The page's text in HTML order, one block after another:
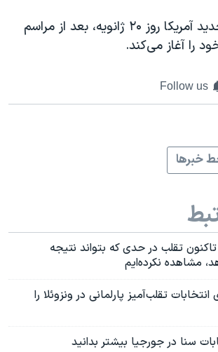
رئیس جمهوری جدید آمریکا روز ۲۰ ژانویه، بعد از مراسم
را آغاز می‌کند.
Follow us
خبرها
تقلب در حدی که بتواند نتیجه
مشاهده نکرده‌ایم
انتخابات تقلب‌آمیز پارلمانی در ونزوئلا را
سنا در جورجیا بیشتر بدانید